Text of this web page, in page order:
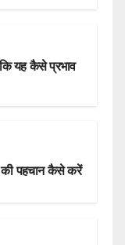
यह कैसे प्रभाव
की पहचान कैसे करें